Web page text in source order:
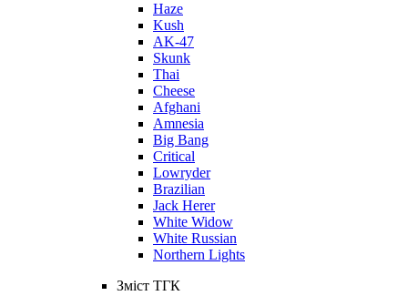
Haze
Kush
AK-47
Skunk
Thai
Cheese
Afghani
Amnesia
Big Bang
Critical
Lowryder
Brazilian
Jack Herer
White Widow
White Russian
Northern Lights
Зміст ТГК